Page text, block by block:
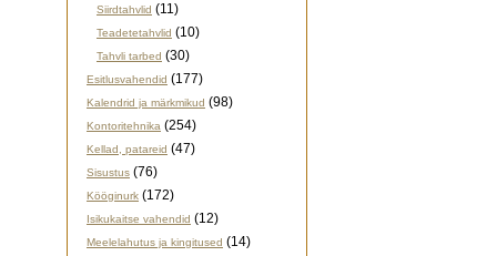
Siirdtahvlid (11)
Teadetetahvlid (10)
Tahvli tarbed (30)
Esitlusvahendid (177)
Kalendrid ja märkmikud (98)
Kontoritehnika (254)
Kellad, patareid (47)
Sisustus (76)
Kööginurk (172)
Isikukaitse vahendid (12)
Meelelahutus ja kingitused (14)